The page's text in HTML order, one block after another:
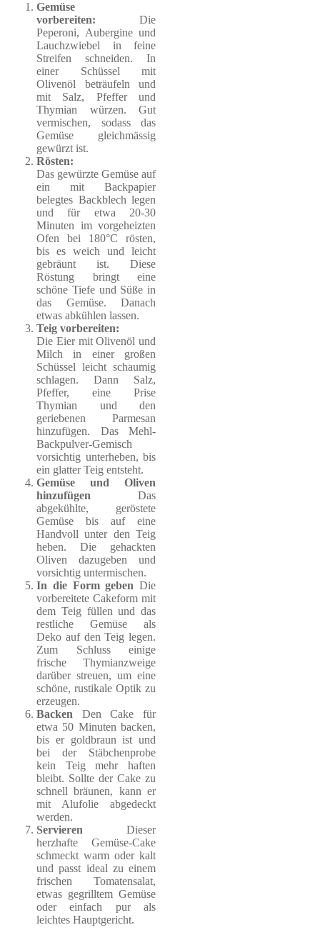
Gemüse
vorbereiten: Die
Peperoni, Aubergine und
Lauchzwiebel in feine
Streifen schneiden. In
einer Schüssel mit
Olivenöl beträufeln und
mit Salz, Pfeffer und
Thymian würzen. Gut
vermischen, sodass das
Gemüse gleichmässig
gewürzt ist.
Rösten:
Das gewürzte Gemüse auf
ein mit Backpapier
belegtes Backblech legen
und für etwa 20-30
Minuten im vorgeheizten
Ofen bei 180°C rösten,
bis es weich und leicht
gebräunt ist. Diese
Röstung bringt eine
schöne Tiefe und Süße in
das Gemüse. Danach
etwas abkühlen lassen.
Teig vorbereiten:
Die Eier mit Olivenöl und
Milch in einer großen
Schüssel leicht schaumig
schlagen. Dann Salz,
Pfeffer, eine Prise
Thymian und den
geriebenen Parmesan
hinzufügen. Das Mehl-
Backpulver-Gemisch
vorsichtig unterheben, bis
ein glatter Teig entsteht.
Gemüse und Oliven
hinzufügen Das
abgekühlte, geröstete
Gemüse bis auf eine
Handvoll unter den Teig
heben. Die gehackten
Oliven dazugeben und
vorsichtig untermischen.
In die Form geben Die
vorbereitete Cakeform mit
dem Teig füllen und das
restliche Gemüse als
Deko auf den Teig legen.
Zum Schluss einige
frische Thymianzweige
darüber streuen, um eine
schöne, rustikale Optik zu
erzeugen.
Backen Den Cake für
etwa 50 Minuten backen,
bis er goldbraun ist und
bei der Stäbchenprobe
kein Teig mehr haften
bleibt. Sollte der Cake zu
schnell bräunen, kann er
mit Alufolie abgedeckt
werden.
Servieren Dieser
herzhafte Gemüse-Cake
schmeckt warm oder kalt
und passt ideal zu einem
frischen Tomatensalat,
etwas gegrilltem Gemüse
oder einfach pur als
leichtes Hauptgericht.